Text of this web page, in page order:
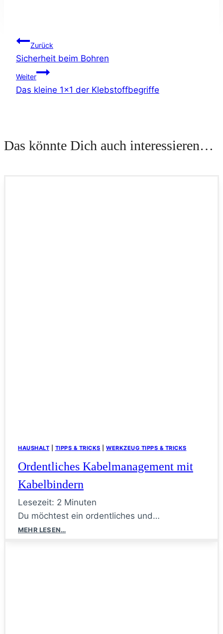
Beitragsnavigation
Zurück
Sicherheit beim Bohren
Weiter
Das kleine 1×1 der Klebstoffbegriffe
Das könnte Dich auch interessieren…
HAUSHALT TIPPS & TRICKS WERKZEUG TIPPS & TRICKS
Ordentliches Kabelmanagement mit
Kabelbindern
Lesezeit: 2 Minuten
Du möchtest ein ordentliches und…
MEHR LESEN…